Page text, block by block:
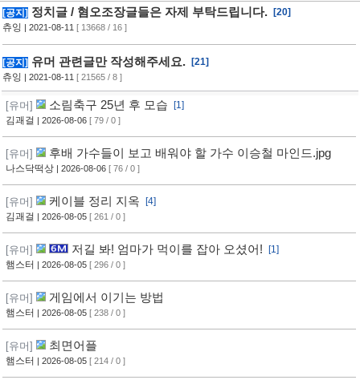
[공지] 정치글 / 혐오조장글들은 자제 부탁드립니다. [20]
츄잉 | 2021-08-11 [ 13668 / 16 ]
[공지] 유머 관련글만 작성해주세요. [21]
츄잉 | 2021-08-11 [ 21565 / 8 ]
[유머] 소림축구 25년 후 모습 [1]
김괘걸 | 2026-08-06 [ 79 / 0 ]
[유머] 후배 가수들이 보고 배워야 할 가수 이승철 마인드.jpg
나스닥떡상 | 2026-08-06 [ 76 / 0 ]
[유머] 케이블 정리 지옥 [4]
김괘걸 | 2026-08-05 [ 261 / 0 ]
[유머] 저길 봐! 엄마가 먹이를 잡아 오셨어! [1]
햄스터 | 2026-08-05 [ 296 / 0 ]
[유머] 게임에서 이기는 방법
햄스터 | 2026-08-05 [ 238 / 0 ]
[유머] 최면어플
햄스터 | 2026-08-05 [ 214 / 0 ]